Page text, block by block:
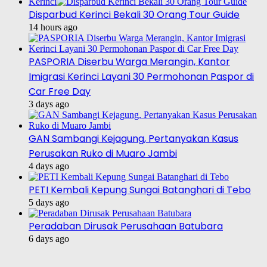
Disparbud Kerinci Bekali 30 Orang Tour Guide
14 hours ago
PASPORIA Diserbu Warga Merangin, Kantor
Imigrasi Kerinci Layani 30 Permohonan Paspor di
Car Free Day
3 days ago
GAN Sambangi Kejagung, Pertanyakan Kasus
Perusakan Ruko di Muaro Jambi
4 days ago
PETI Kembali Kepung Sungai Batanghari di Tebo
5 days ago
Peradaban Dirusak Perusahaan Batubara
6 days ago